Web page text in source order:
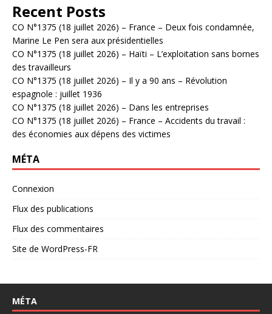
Recent Posts
CO N°1375 (18 juillet 2026) – France – Deux fois condamnée,
Marine Le Pen sera aux présidentielles
CO N°1375 (18 juillet 2026) – Haïti – L’exploitation sans bornes
des travailleurs
CO N°1375 (18 juillet 2026) – Il y a 90 ans – Révolution
espagnole : juillet 1936
CO N°1375 (18 juillet 2026) – Dans les entreprises
CO N°1375 (18 juillet 2026) – France – Accidents du travail :
des économies aux dépens des victimes
MÉTA
Connexion
Flux des publications
Flux des commentaires
Site de WordPress-FR
MÉTA